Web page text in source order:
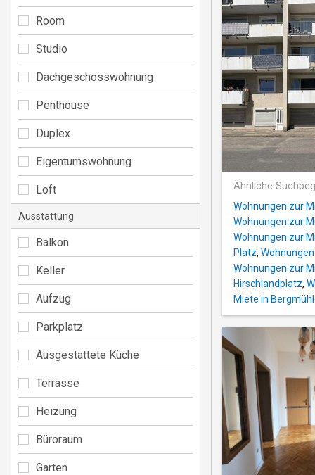
Ähnliche
Wohnungen zur
Wohnungen zur
Wohnungen zur
Platz,
Wohnungen zur
Hirschlandplatz,
Miete in
Room
Studio
Dachgeschosswohnung
Penthouse
Duplex
Eigentumswohnung
Loft
Ausstattung
Balkon
Keller
Aufzug
Parkplatz
Ausgestattete Küche
Terrasse
Heizung
Büroraum
Garten